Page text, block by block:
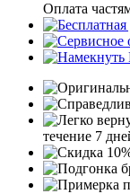
Оплата
течение 7